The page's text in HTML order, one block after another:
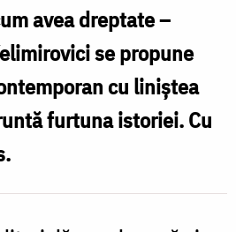
avea dreptate –
se propune
cu liniștea
furtuna istoriei. Cu